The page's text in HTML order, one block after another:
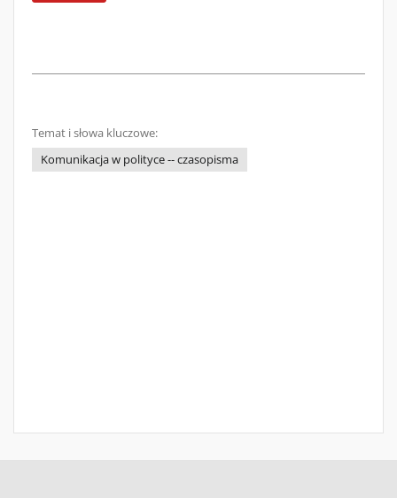
Temat i słowa kluczowe:
Komunikacja w polityce -- czasopisma